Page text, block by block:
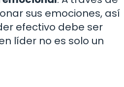
sus emociones, así
efectivo debe ser
líder no es solo un